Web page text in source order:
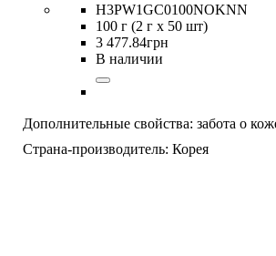
H3PW1GC0100NOKNN
100 г (2 г х 50 шт)
3 477.84грн
В наличии
Дополнительные свойства: забота о
Страна-производитель: Корея